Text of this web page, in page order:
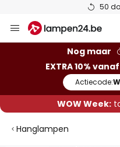
50
naar
Nog maar
EXTRA 10%
Actiecode:
WOW Week:
Hanglampen